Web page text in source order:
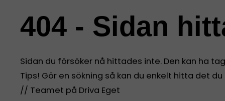
404 - Sidan
Sidan du försöker nå hittades inte. Den kan ha
Tips! Gör en sökning så kan du enkelt hitta det
// Teamet på Driva Eget